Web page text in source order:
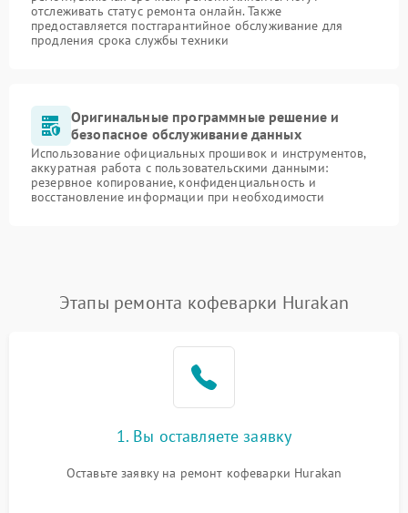
отслеживать статус ремонта онлайн. Также
предоставляется постгарантийное обслуживание для
продления срока службы техники
Оригинальные программные решение и
безопасное обслуживание данных
Использование официальных прошивок и инструментов,
аккуратная работа с пользовательскими данными:
резервное копирование, конфиденциальность и
восстановление информации при необходимости
Этапы ремонта кофеварки Hurakan
1. Вы оставляете заявку
Оставьте заявку на ремонт кофеварки Hurakan